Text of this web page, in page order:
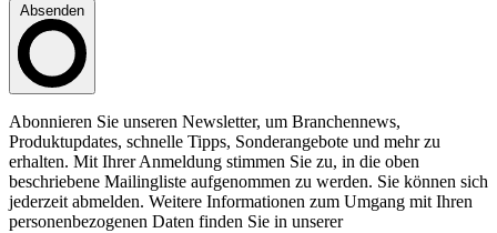
Absenden
Abonnieren Sie unseren Newsletter, um Branchennews,
Produktupdates, schnelle Tipps, Sonderangebote und mehr zu
erhalten. Mit Ihrer Anmeldung stimmen Sie zu, in die oben
beschriebene Mailingliste aufgenommen zu werden. Sie können sich
jederzeit abmelden. Weitere Informationen zum Umgang mit Ihren
personenbezogenen Daten finden Sie in unserer